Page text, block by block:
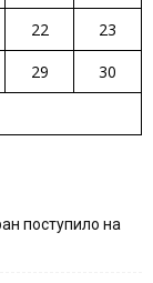
22
23
29
30
поступило на